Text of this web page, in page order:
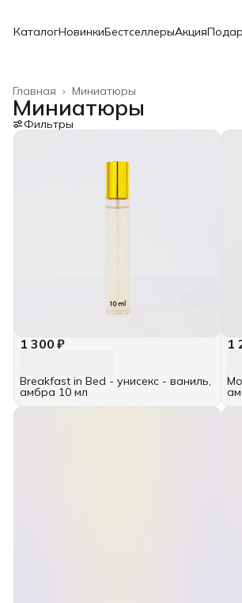
КаталогНовинкиБестселлерыАкция
Миниатюры
Главная ›
Миниатюры
Фильтры
1 300 ₽
Breakfast in Bed - унисекс - ваниль,
амбра 10 мл
1